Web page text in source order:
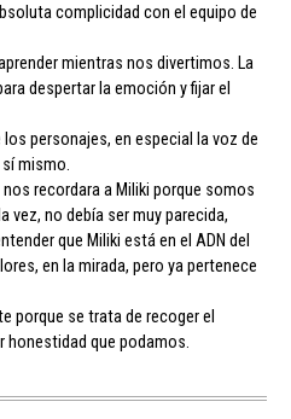
complicidad con el equipo de
mientras nos divertimos. La
despertar la emoción y fijar el
personajes, en especial la voz de
mismo.
recordara a Miliki porque somos
no debía ser muy parecida,
que Miliki está en el ADN del
en la mirada, pero ya pertenece
porque se trata de recoger el
honestidad que podamos.